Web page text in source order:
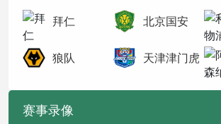
拜仁 北京国安
狼队 天津津门虎
赛事录像